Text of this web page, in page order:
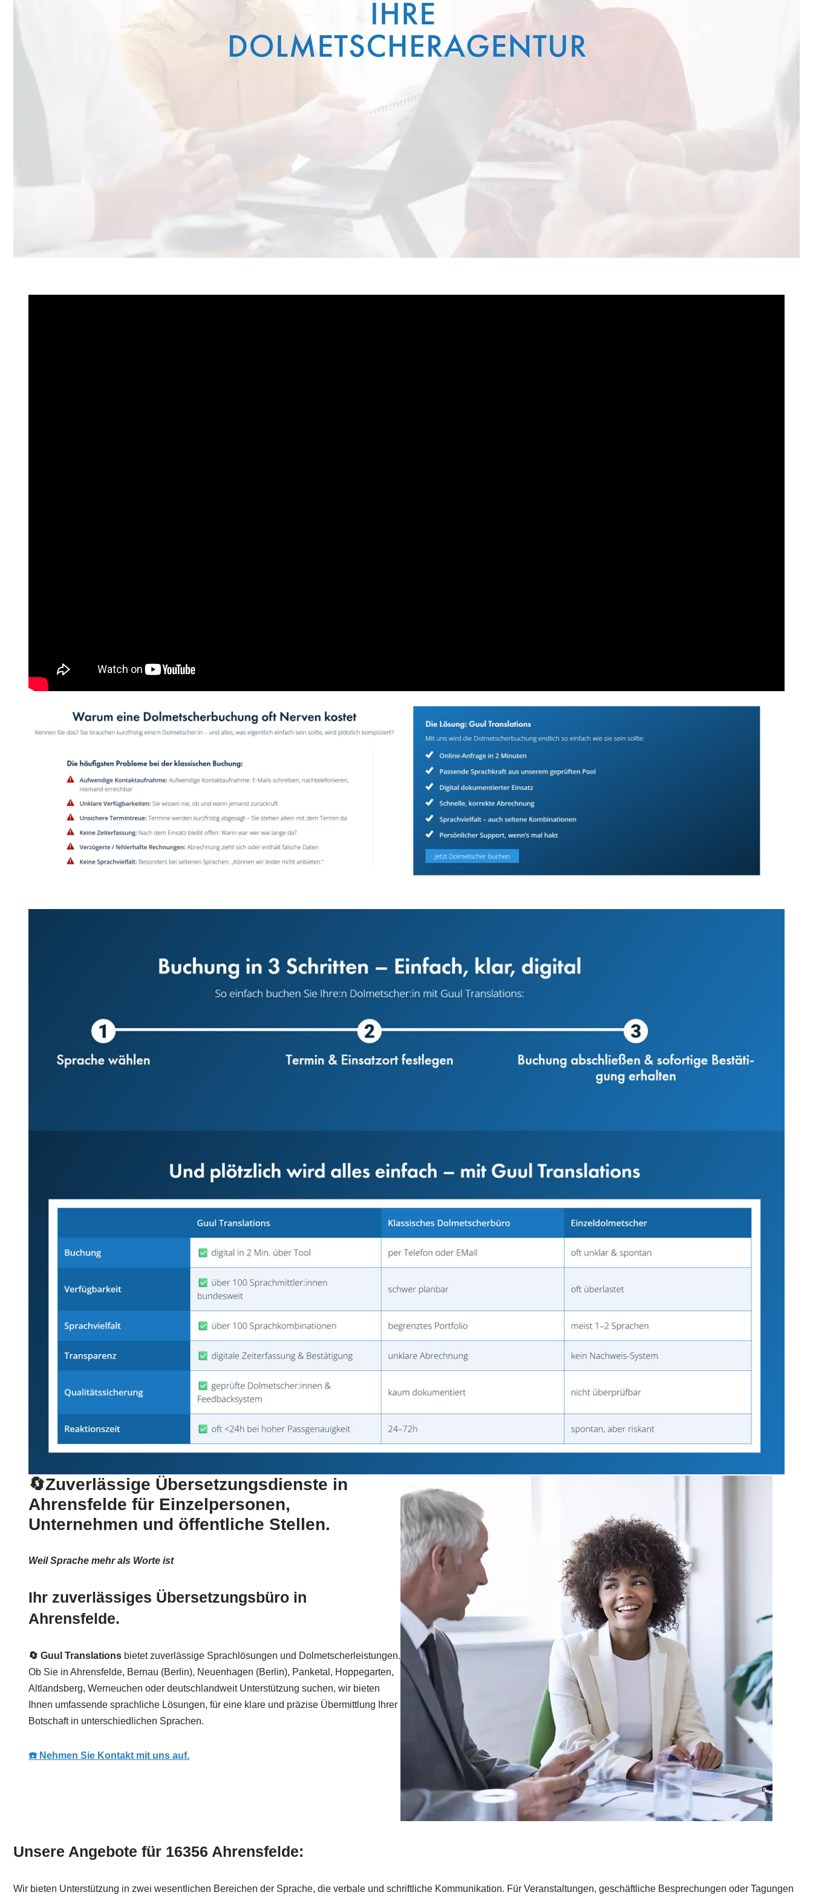
🔄Zuverlässige Übersetzungsdienste in
Ahrensfelde für Einzelpersonen,
Unternehmen und öffentliche Stellen.
Weil Sprache mehr als Worte ist
Ihr zuverlässiges Übersetzungsbüro in
Ahrensfelde.
🔄 Guul Translations bietet zuverlässige Sprachlösungen und Dolmetscherleistungen.
Ob Sie in Ahrensfelde, Bernau (Berlin), Neuenhagen (Berlin), Panketal, Hoppegarten,
Altlandsberg, Werneuchen oder deutschlandweit Unterstützung suchen, wir bieten
Ihnen umfassende sprachliche Lösungen, für eine klare und präzise Übermittlung Ihrer
Botschaft in unterschiedlichen Sprachen.
☎️ Nehmen Sie Kontakt mit uns auf.
Unsere Angebote für 16356 Ahrensfelde:
Wir bieten Unterstützung in zwei wesentlichen Bereichen der Sprache, die verbale und schriftliche Kommunikation. Für Veranstaltungen, geschäftliche Besprechungen oder Tagungen